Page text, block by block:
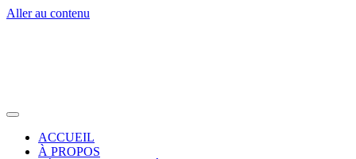
Aller au contenu
ACCUEIL
À PROPOS